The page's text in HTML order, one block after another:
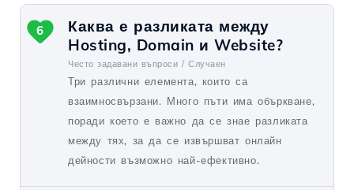
Каква е разликата между
Hosting, Domain и Website?
Често задавани въпроси / Случаен
Три различни елемента, които са
взаимносвързани. Много пъти има объркване,
поради което е важно да се знае разликата
между тях, за да се извършват онлайн
дейности възможно най-ефективно.
6